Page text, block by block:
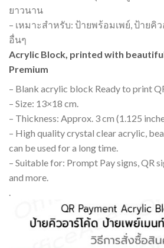
ยาวนาน
– เหมาะสำหรับ: ป้ายพร้อมเพย์, ป้ายคิ
อื่นๆ
Acrylic Block, printed with
Premium
– Blank acrylic block Ready to print
– Size: 13×18 cm.
– Thickness: Approx. 3 cm (1.125
– High quality crystal clear acrylic,
can be used for a long time.
– Suitable for: Prompt Pay signs, QR
and more.